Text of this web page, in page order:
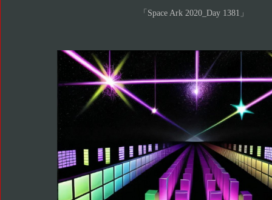
「Space Ark 2020_Day 1381」